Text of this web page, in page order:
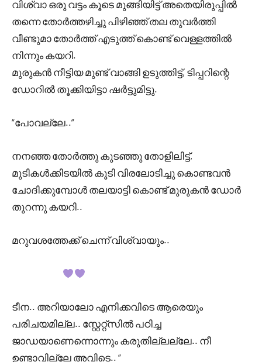
വിശ്വാ ഒരു വട്ടം കൂടെ മുങ്ങിയിട്ട് അതെയിരുപ്പിൽ
തന്നെ തോർത്തഴിച്ചു പിഴിഞ്ഞ് തല തുവർത്തി
വീണ്ടുമാ തോർത്ത്‌ എടുത്ത് കൊണ്ട് വെള്ളത്തിൽ
നിന്നും കയറി.
മുരുകൻ നീട്ടിയ മുണ്ട് വാങ്ങി ഉടുത്തിട്ട്, ടിപ്പറിന്റെ
ഡോറിൽ തൂക്കിയിട്ടാ ഷർട്ടുമിട്ടു.
“പോവല്ലേ..”
നനഞ്ഞ തോർത്തു കുടഞ്ഞു തോളിലിട്ട്,
മുടികൾക്കിടയിൽ കൂടി വിരലോടിച്ചു കൊണ്ടവൻ
ചോദിക്കുമ്പോൾ തലയാട്ടി കൊണ്ട് മുരുകൻ ഡോർ
തുറന്നു കയറി..
മറുവശത്തേക്ക് ചെന്ന് വിശ്വായും..
ടീന.. അറിയാലോ എനിക്കവിടെ ആരെയും
പരിചയമില്ല.. സ്റ്റേറ്റ്സിൽ പഠിച്ച
ജാഡയാണെന്നൊന്നും കരുതില്ലല്ലേ.. നീ
ഉണ്ടാവില്ലേ അവിടെ.. “